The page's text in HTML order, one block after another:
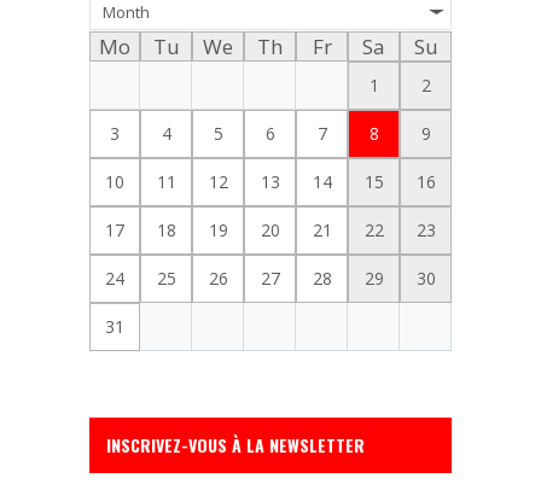
Month
Mo Tu We Th Fr Sa Su
1 2
3 4 5 6 7 8 9
10 11 12 13 14 15 16
17 18 19 20 21 22 23
24 25 26 27 28 29 30
31
INSCRIVEZ-VOUS À LA NEWSLETTER